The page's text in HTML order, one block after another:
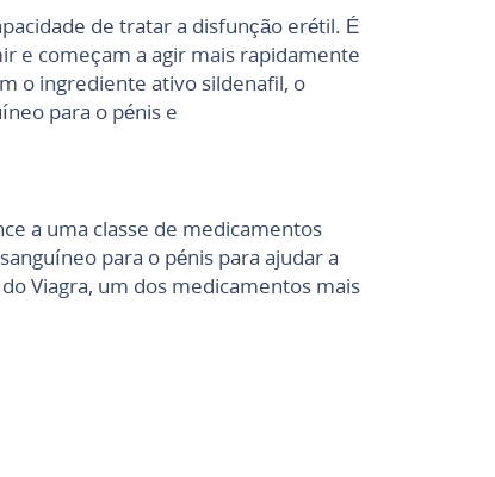
de tratar a disfunção erétil. É
e começam a agir mais rapidamente
o ingrediente ativo sildenafil, o
para o pénis e
a uma classe de medicamentos
para o pénis para ajudar a
Viagra, um dos medicamentos mais